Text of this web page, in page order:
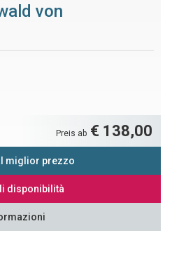
von
Preis ab € 138,00
miglior prezzo
disponibilità